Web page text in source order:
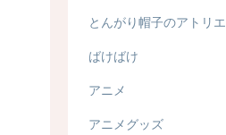
とんがり帽子のアトリエ
ばけばけ
アニメ
アニメグッズ